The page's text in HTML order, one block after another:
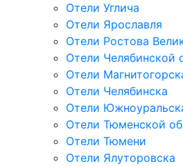
Отели Углича
Отели Ярославля
Отели Ростова
Отели Челябинской
Отели
Отели Челябинска
Отели
Отели Тюменской
Отели Тюмени
Отели Ялуторовска